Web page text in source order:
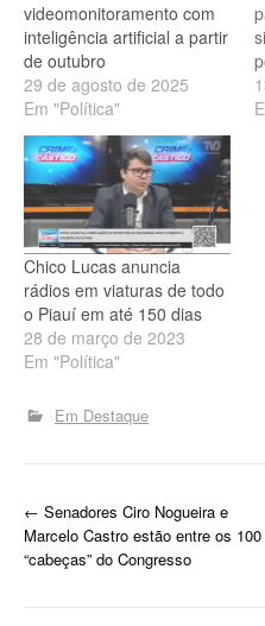
videomonitoramento com
inteligência artificial a partir
de outubro
29 de agosto de 2025
Em "Política"
Chico Lucas anuncia
rádios em viaturas de todo
o Piauí em até 150 dias
28 de março de 2023
Em "Política"
Em Destaque
P
o
← Senadores Ciro Nogueira e
Marcelo Castro estão entre os 100
“cabeças” do Congresso